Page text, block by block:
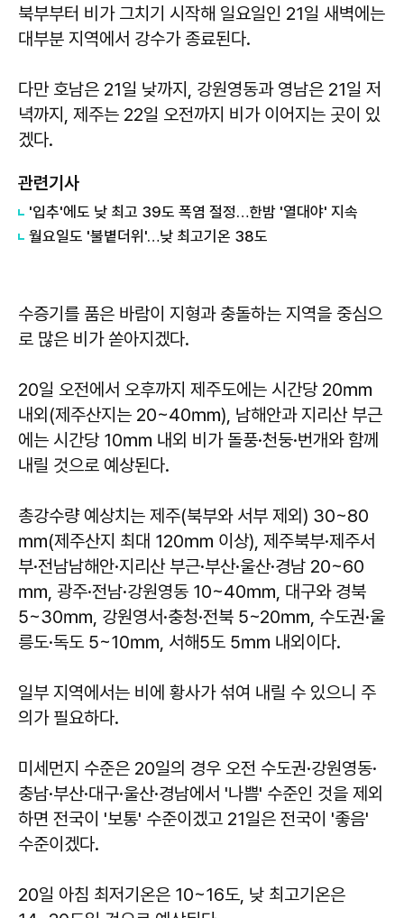
북부부터 비가 그치기 시작해 일요일인 21일 새벽에는
대부분 지역에서 강수가 종료된다.
다만 호남은 21일 낮까지, 강원영동과 영남은 21일 저
녁까지, 제주는 22일 오전까지 비가 이어지는 곳이 있
겠다.
관련기사
'입추'에도 낮 최고 39도 폭염 절정…한밤 '열대야' 지속
월요일도 '불볕더위'…낮 최고기온 38도
수증기를 품은 바람이 지형과 충돌하는 지역을 중심으
로 많은 비가 쏟아지겠다.
20일 오전에서 오후까지 제주도에는 시간당 20㎜
내외(제주산지는 20~40㎜), 남해안과 지리산 부근
에는 시간당 10㎜ 내외 비가 돌풍·천둥·번개와 함께
내릴 것으로 예상된다.
총강수량 예상치는 제주(북부와 서부 제외) 30~80
㎜(제주산지 최대 120㎜ 이상), 제주북부·제주서
부·전남남해안·지리산 부근·부산·울산·경남 20~60
㎜, 광주·전남·강원영동 10~40㎜, 대구와 경북
5~30㎜, 강원영서·충청·전북 5~20㎜, 수도권·울
릉도·독도 5~10㎜, 서해5도 5㎜ 내외이다.
일부 지역에서는 비에 황사가 섞여 내릴 수 있으니 주
의가 필요하다.
미세먼지 수준은 20일의 경우 오전 수도권·강원영동·
충남·부산·대구·울산·경남에서 '나쁨' 수준인 것을 제외
하면 전국이 '보통' 수준이겠고 21일은 전국이 '좋음'
수준이겠다.
20일 아침 최저기온은 10~16도, 낮 최고기온은